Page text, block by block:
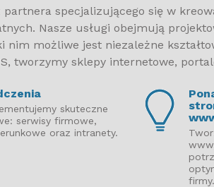
znaleźć informacje o
emerytalnych w Polsce,
interesu członkow OFE i
partnera specjalizującego się w
Nasze usługi obejmują
nim możliwe jest niezależne
tworzymy sklepy internetowe,
skuteczne
serwisy firmowe,
oraz intranety.
firmy.